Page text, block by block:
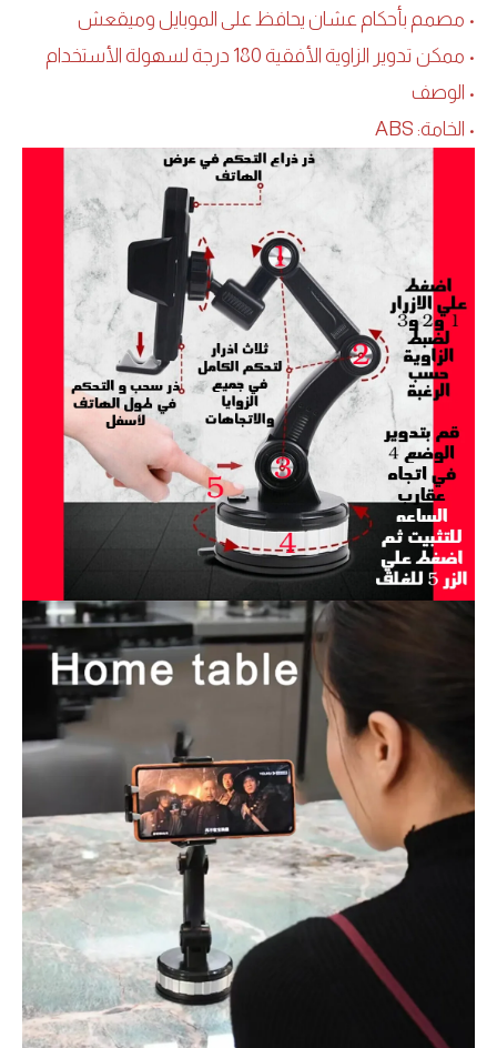
• مصمم بأحكام عشان يحافظ على الموبايل وميقعش
• ممكن تدوير الزاوية الأفقية 180 درجة لسهولة الأستخدام
• الوصف
• الخامة: ABS